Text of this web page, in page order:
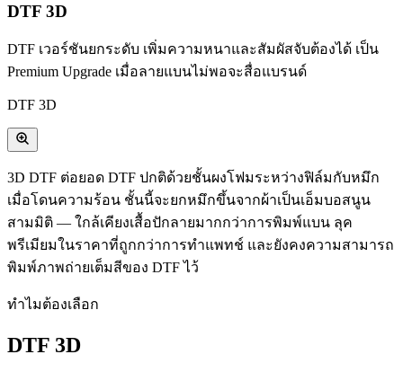
DTF 3D
DTF เวอร์ชันยกระดับ เพิ่มความหนาและสัมผัสจับต้องได้ เป็น
Premium Upgrade เมื่อลายแบนไม่พอจะสื่อแบรนด์
DTF 3D
3D DTF ต่อยอด DTF ปกติด้วยชั้นผงโฟมระหว่างฟิล์มกับหมึก
เมื่อโดนความร้อน ชั้นนี้จะยกหมึกขึ้นจากผ้าเป็นเอ็มบอสนูน
สามมิติ — ใกล้เคียงเสื้อปักลายมากกว่าการพิมพ์แบน ลุค
พรีเมียมในราคาที่ถูกกว่าการทำแพทช์ และยังคงความสามารถ
พิมพ์ภาพถ่ายเต็มสีของ DTF ไว้
ทำไมต้องเลือก
DTF 3D